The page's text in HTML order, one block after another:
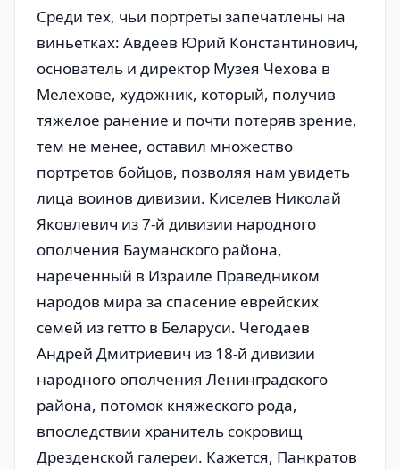
Среди тех, чьи портреты запечатлены на
виньетках: Авдеев Юрий Константинович,
основатель и директор Музея Чехова в
Мелехове, художник, который, получив
тяжелое ранение и почти потеряв зрение,
тем не менее, оставил множество
портретов бойцов, позволяя нам увидеть
лица воинов дивизии. Киселев Николай
Яковлевич из 7-й дивизии народного
ополчения Бауманского района,
нареченный в Израиле Праведником
народов мира за спасение еврейских
семей из гетто в Беларуси. Чегодаев
Андрей Дмитриевич из 18-й дивизии
народного ополчения Ленинградского
района, потомок княжеского рода,
впоследствии хранитель сокровищ
Дрезденской галереи. Кажется, Панкратов